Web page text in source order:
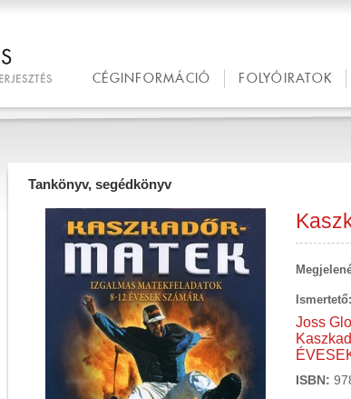
CÉGINFORMÁCIÓ FOLYÓIRATOK
Tankönyv, segédkönyv
Ismertető:
Joss
ISBN: